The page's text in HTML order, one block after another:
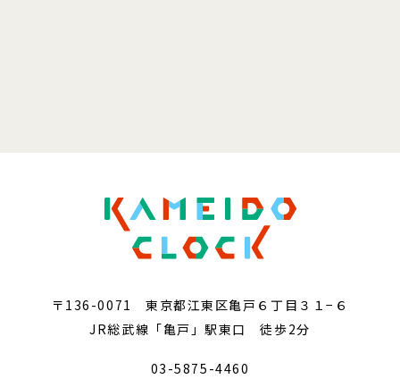
〒136-0071 東京都江東区亀戸６丁目３１−６
JR総武線「亀戸」駅東口 徒歩2分
03-5875-4460